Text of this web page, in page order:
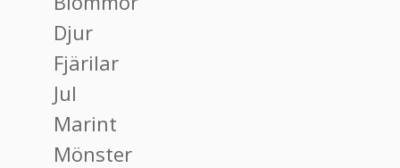
Djur
Fjärilar
Jul
Marint
Mönster